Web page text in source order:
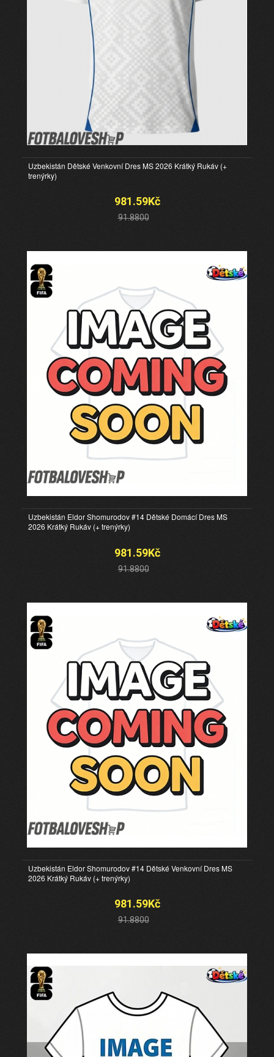
Uzbekistán Dětské Venkovní Dres MS 2026 Krátký Rukáv (+
trenýrky)
981.59Kč
91.8800
Uzbekistán Eldor Shomurodov #14 Dětské Domácí Dres MS
2026 Krátký Rukáv (+ trenýrky)
981.59Kč
91.8800
Uzbekistán Eldor Shomurodov #14 Dětské Venkovní Dres MS
2026 Krátký Rukáv (+ trenýrky)
981.59Kč
91.8800